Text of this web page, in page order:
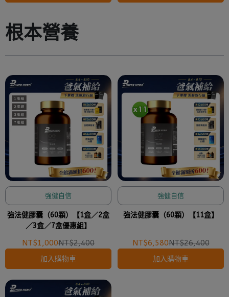
根本營養
強健自信
強法健膠囊（60顆）【1盒／2盒
／3盒／7盒優惠組】
NT$1,000NT$2,400
加入購物車
強健自信
強法健膠囊（60顆）【11盒】
NT$6,580NT$26,400
加入購物車